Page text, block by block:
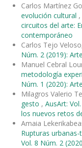
Carlos Martínez
evolución cultural ,
circuitos del arte:
contemporáneo
Carlos Tejo
Núm. 2 (2019):
Manuel Cebral
metodología
Núm. 1 (2020):
Milagros Valerio
gesto , AusArt:
los nuevos retos
Amaia
Rupturas
Vol. 8 Núm. 2